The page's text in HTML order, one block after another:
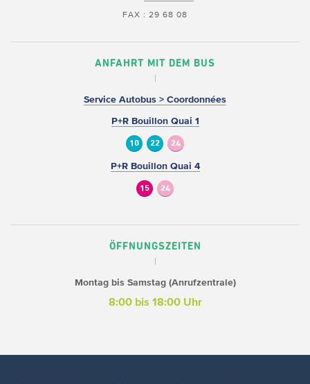
FAX : 29 68 08
ANFAHRT MIT DEM BUS
Service Autobus > Coordonnées
P+R Bouillon Quai 1
10 22 24
P+R Bouillon Quai 4
15 24
ÖFFNUNGSZEITEN
Montag bis Samstag (Anrufzentrale)
8:00 bis 18:00 Uhr